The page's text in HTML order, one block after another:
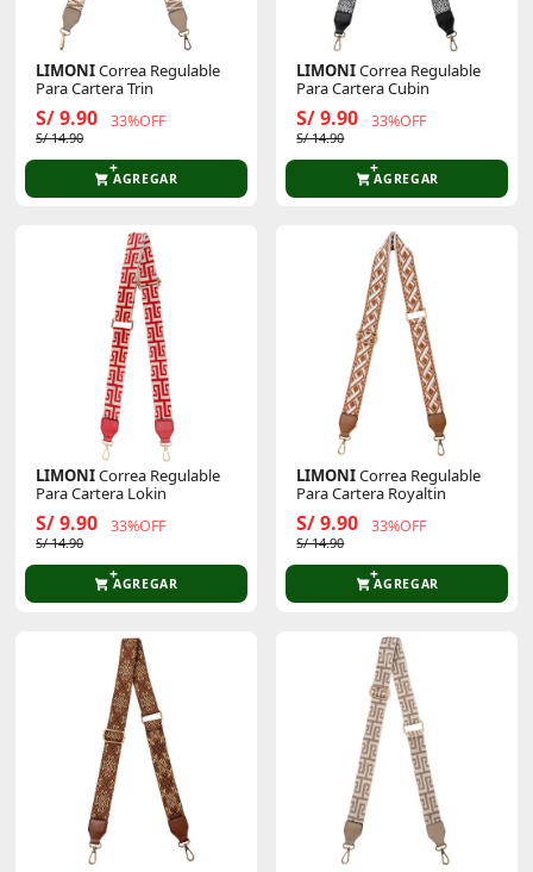
LIMONICorrea Regulable
Para Cartera Trin
S/ 9.90 33%OFF
S/ 14.90
AGREGAR
LIMONICorrea Regulable
Para Cartera Cubin
S/ 9.90 33%OFF
S/ 14.90
AGREGAR
LIMONICorrea Regulable
Para Cartera Lokin
S/ 9.90 33%OFF
S/ 14.90
AGREGAR
LIMONICorrea Regulable
Para Cartera Royaltin
S/ 9.90 33%OFF
S/ 14.90
AGREGAR